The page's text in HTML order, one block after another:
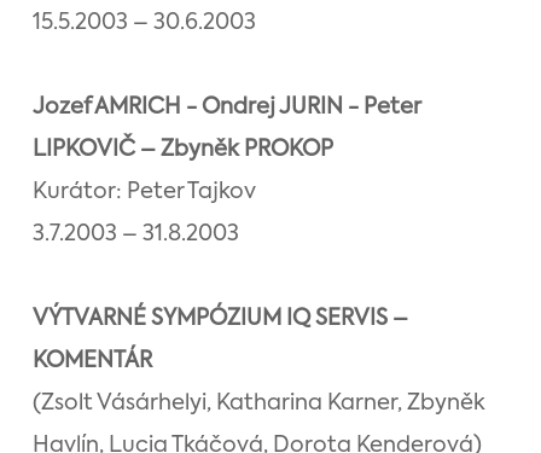
15.5.2003 – 30.6.2003
Jozef AMRICH - Ondrej JURIN - Peter
LIPKOVIČ – Zbyněk PROKOP
Kurátor: Peter Tajkov
3.7.2003 – 31.8.2003
VÝTVARNÉ SYMPÓZIUM IQ SERVIS –
KOMENTÁR
(Zsolt Vásárhelyi, Katharina Karner, Zbyněk
Havlín, Lucia Tkáčová, Dorota Kenderová)